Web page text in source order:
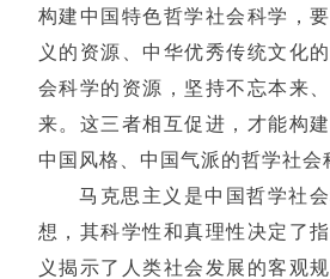
构建中国特色哲学社会科学，
义的资源、中华优秀传统文化
会科学的资源，坚持不忘本来
来。这三者相互促进，才能构
中国风格、中国气派的哲学社会
马克思主义是中国哲学社
想，其科学性和真理性决定了
义揭示了人类社会发展的客观